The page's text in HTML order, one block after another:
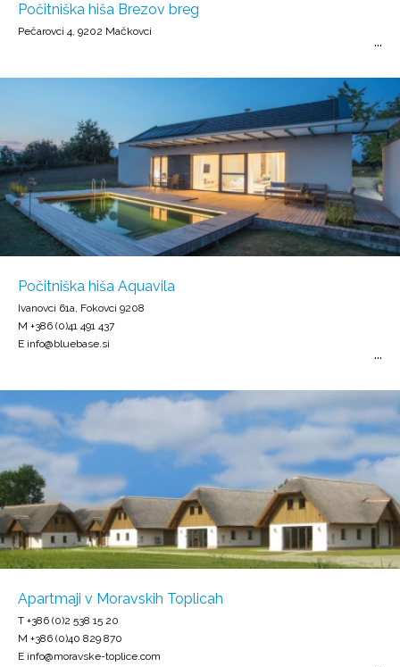
Počitniška hiša Brezov breg
Pečarovci 4, 9202 Mačkovci
Počitniška hiša Aquavila
Ivanovci 61a, Fokovci 9208
M +386 (0)41 491 437
E info@bluebase.si
Apartmaji v Moravskih Toplicah
T +386 (0)2 538 15 20
M +386 (0)40 829 870
E info@moravske-toplice.com